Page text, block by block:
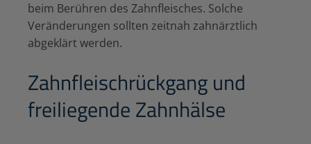
beim Berühren des Zahnfleisches. Solche
Veränderungen sollten zeitnah zahnärztlich
abgeklärt werden.
Zahnfleischrückgang und
freiliegende Zahnhälse